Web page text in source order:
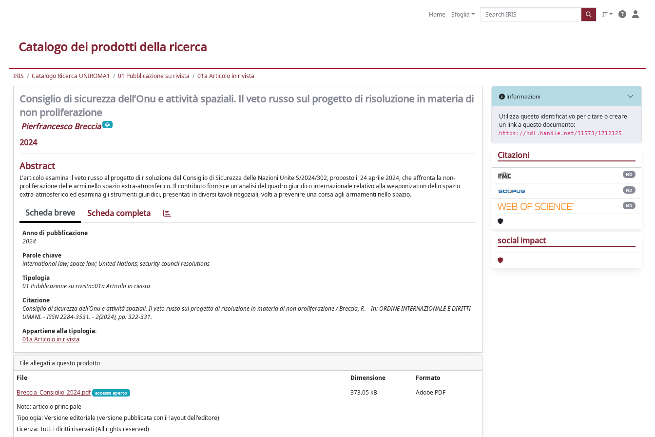
Home Sfoglia IT
Catalogo dei prodotti della ricerca
IRIS Catalogo Ricerca UNIROMA1 01 Pubblicazione su rivista 01a Articolo in rivista
Consiglio di sicurezza dell’Onu e attività spaziali. Il veto russo sul progetto di risoluzione in materia di
non proliferazione
Pierfrancesco Breccia
2024
Abstract
L'articolo esamina il veto russo al progetto di risoluzione del Consiglio di Sicurezza delle Nazioni Unite S/2024/302, proposto il 24 aprile 2024, che affronta la non-
proliferazione delle armi nello spazio extra-atmosferico. Il contributo fornisce un'analisi del quadro giuridico internazionale relativo alla weaponization dello spazio
extra-atmosferico ed esamina gli strumenti giuridici, presentati in diversi tavoli negoziali, volti a prevenire una corsa agli armamenti nello spazio.
Scheda breve Scheda completa
Anno di pubblicazione
2024
Parole chiave
international law; space law; United Nations; security council resolutions
Tipologia
01 Pubblicazione su rivista::01a Articolo in rivista
Citazione
Consiglio di sicurezza dell’Onu e attività spaziali. Il veto russo sul progetto di risoluzione in materia di non proliferazione / Breccia, P.. - In: ORDINE INTERNAZIONALE E DIRITTI
UMANI. - ISSN 2284-3531. - 2(2024), pp. 322-331.
Appartiene alla tipologia:
01a Articolo in rivista
File allegati a questo prodotto
File
Dimensione
Formato
Breccia_Consiglio_2024.pdf
accesso aperto
Note: articolo principale
Tipologia: Versione editoriale (versione pubblicata con il layout dell'editore)
Licenza: Tutti i diritti riservati (All rights reserved)
373.05 kB Adobe PDF
Informazioni
Utilizza questo identificativo per citare o creare
un link a questo documento:
https://hdl.handle.net/11573/1712125
Citazioni
ND
ND
ND
social impact